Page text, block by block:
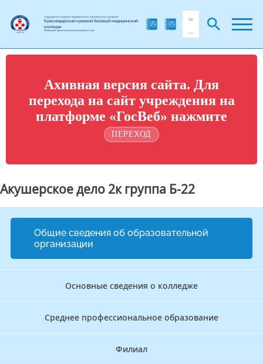
Государственное бюджетное профессиональное образовательное учреждение
Краснодарский краевой базовый медицинский
колледж
Министерства здравоохранения Краснодарского края
Ахивная версия сайта. Для
перехода на сайт учреждения на
платформе «ГосВеб» нажмите
ПЕРЕХОД
Акушерское дело 2к группа Б-22
Общие сведения об образовательной
организации
Основные сведения о колледже
Среднее профессиональное образование
Филиал